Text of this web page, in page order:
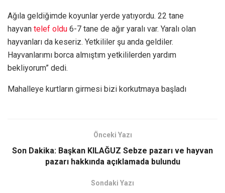
Ağıla geldiğimde koyunlar yerde yatıyordu. 22 tane
hayvan telef oldu 6-7 tane de ağır yaralı var. Yaralı olan
hayvanları da keseriz. Yetkililer şu anda geldiler.
Hayvanlarımı borca almıştım yetkililerden yardım
bekliyorum” dedi.
Mahalleye kurtların girmesi bizi korkutmaya başladı
Önceki Yazı
Son Dakika: Başkan KILAĞUZ Sebze pazarı ve hayvan
pazarı hakkında açıklamada bulundu
Sondaki Yazı